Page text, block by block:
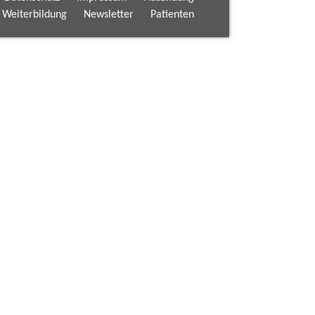
Weiterbildung
Newsletter Patienten